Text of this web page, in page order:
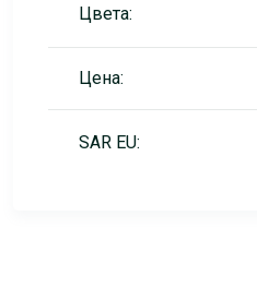
Цвета:
Цена:
SAR EU: